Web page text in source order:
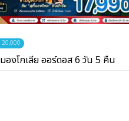
ระเทศ
ประเทศ
20,000
องโกเลีย ออร์ดอส 6 วัน 5 คืน